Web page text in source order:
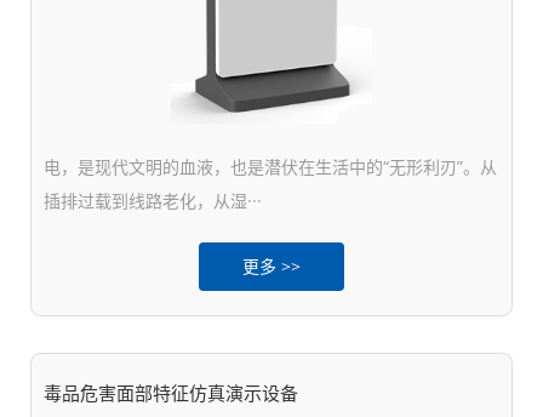
电，是现代文明的血液，也是潜伏在生活中的“无形利刃”。从
插排过载到线路老化，从湿···
更多 >>
毒品危害面部特征仿真演示设备